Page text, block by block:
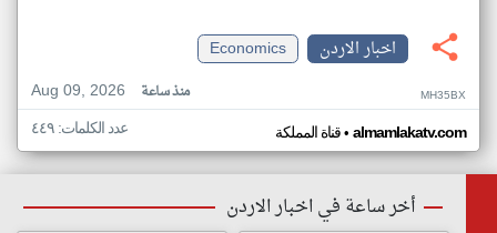
اخبار الاردن
Economics
Aug 09, 2026
منذ ساعة MH35BX
قناة المملكة• almamlakatv.com عدد الكلمات: ٤٤٩
أخر ساعة في اخبار الاردن